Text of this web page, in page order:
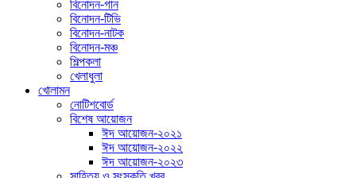
বিনোদন-গান
বিনোদন-টিভি
বিনোদন-নাটক
বিনোদন-মঞ্চ
শিল্পকলা
খেলাধুলা
খোলামন
নোটিশবোর্ড
বিশেষ আয়োজন
ঈদ আয়োজন-২০২১
ঈদ আয়োজন-২০২২
ঈদ আয়োজন-২০২৩